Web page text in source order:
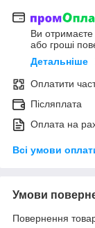
Ви
або гроші
Детальніше
Оплатити
Післяплата
Оплата на
Всі умови
Умови
Повернення